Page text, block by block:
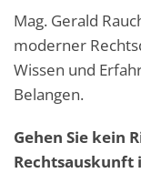
Mag. Gerald
moderner
Wissen und
Belangen.
Gehen Sie kein
Rechtsauskunft